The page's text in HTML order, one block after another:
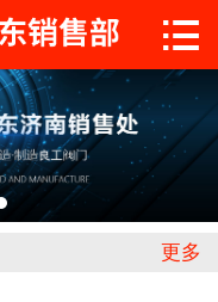
 首页
关于工良
产品中心
工程案例

更多